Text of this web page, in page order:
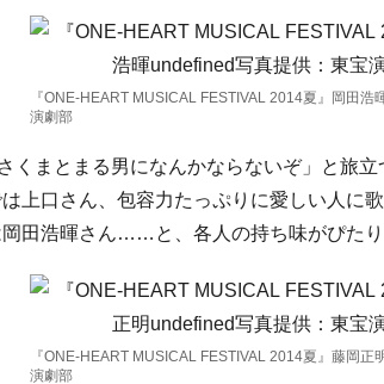
『ONE-HEART MUSICAL FESTIVAL 2014夏』岡田
演劇部
くまとまる男になんかならないぞ」と旅
上口さん、包容力たっぷりに愛しい人に
田浩暉さん……と、各人の持ち味がぴたり
『ONE-HEART MUSICAL FESTIVAL 2014夏』藤岡
演劇部